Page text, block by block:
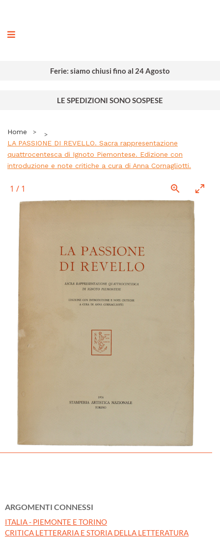
Ferie: siamo chiusi fino al 24 Agosto
LE SPEDIZIONI SONO SOSPESE
Home
LA PASSIONE DI REVELLO. Sacra rappresentazione
quattrocentesca di Ignoto Piemontese. Edizione con
introduzione e note critiche a cura di Anna Cornagliotti.
1 / 1
ARGOMENTI CONNESSI
ITALIA - PIEMONTE E TORINO
CRITICA LETTERARIA E STORIA DELLA LETTERATURA